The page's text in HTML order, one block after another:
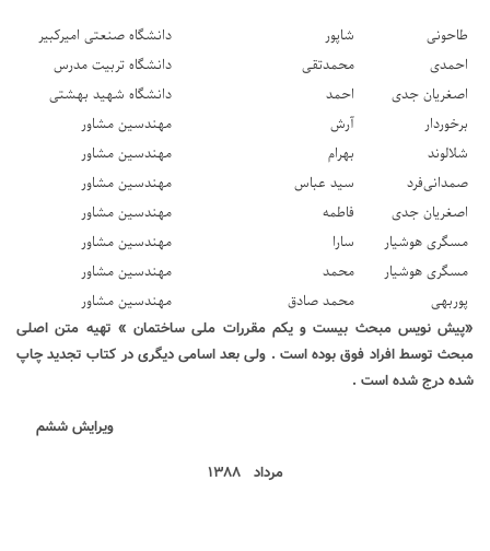
طاحونی شاپور
دانشگاه صنعتی امیرکبیر
احمدی
محمدتقی
دانشگاه تربیت مدرس
اصغریان جدی
احمد
دانشگاه شهید بهشتی
برخوردار
آرش
مهندسین مشاور
شلالوند
بهرام
مهندسین مشاور
صمدانی‌فرد
سید عباس
مهندسین مشاور
اصغریان جدی
فاطمه
مهندسین مشاور
مسگری هوشیار
سارا
مهندسین مشاور
مسگری هوشیار
محمد
مهندسین مشاور
پوربهی
محمد صادق
مهندسین مشاور
«پیش نویس مبحث بیست و یکم مقررات ملی ساختمان » تهیه متن اصلی
مبحث توسط افراد فوق بوده است . ولی بعد اسامی دیگری در کتاب تجدید چاپ
شده درج شده است .
ویرایش ششم
مرداد ۱۳۸۸